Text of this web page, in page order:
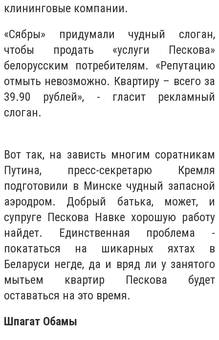
клининговые компании.
«Сябры» придумали чудный слоган,
чтобы продать «услуги Пескова»
белорусским потребителям. «Репутацию
отмыть невозможно. Квартиру – всего за
39.90 рублей», - гласит рекламный
слоган.
Вот так, на зависть многим соратникам
Путина, пресс-секретарю Кремля
подготовили в Минске чудный запасной
аэродром. Добрый батька, может, и
супруге Пескова Навке хорошую работу
найдет. Единственная проблема -
покататься на шикарных яхтах в
Беларуси негде, да и вряд ли у занятого
мытьем квартир Пескова будет
оставаться на это время.
Шпагат Обамы